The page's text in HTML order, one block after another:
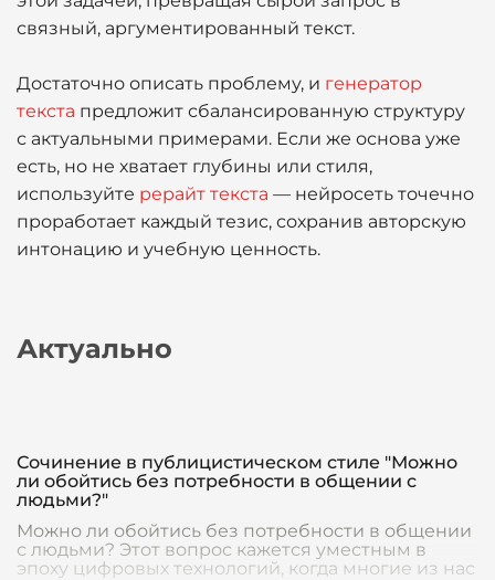
связный, аргументированный текст.
Достаточно описать проблему, и генератор
текста предложит сбалансированную структуру
с актуальными примерами. Если же основа уже
есть, но не хватает глубины или стиля,
используйте рерайт текста — нейросеть точечно
проработает каждый тезис, сохранив авторскую
интонацию и учебную ценность.
Актуально
Сочинение в публицистическом стиле "Можно
ли обойтись без потребности в общении с
людьми?"
Можно ли обойтись без потребности в общении
с людьми? Этот вопрос кажется уместным в
эпоху цифровых технологий, когда многие из нас